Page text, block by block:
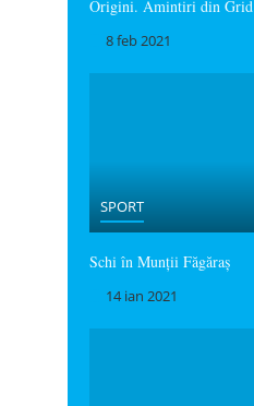
Origini. Amintiri din Grid
8 feb 2021
SPORT
Schi în Munții Făgăraș
14 ian 2021